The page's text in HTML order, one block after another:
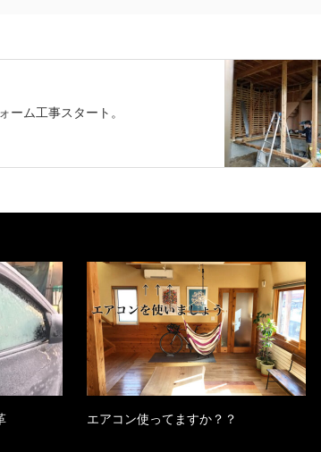
ーム工事スタート。
エアコン使ってますか？？